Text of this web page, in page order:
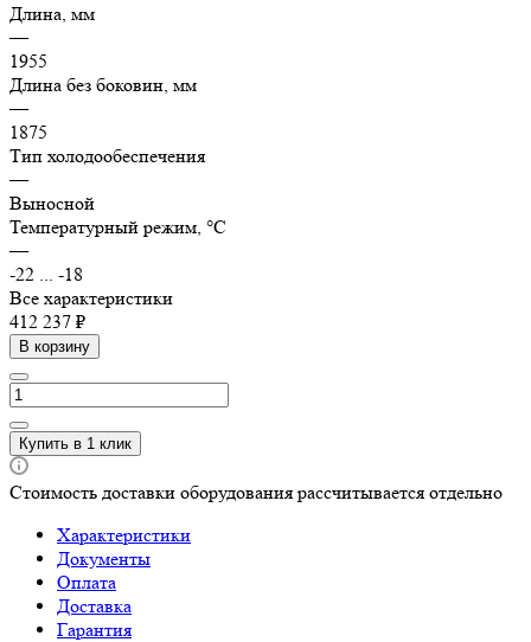
Длина, мм
—
1955
Длина без боковин, мм
—
1875
Тип холодообеспечения
—
Выносной
Температурный режим, °C
—
-22 ... -18
Все характеристики
412 237 ₽
В корзину
Купить в 1 клик
Стоимость доставки оборудования рассчитывается отдельно
Характеристики
Документы
Оплата
Доставка
Гарантия